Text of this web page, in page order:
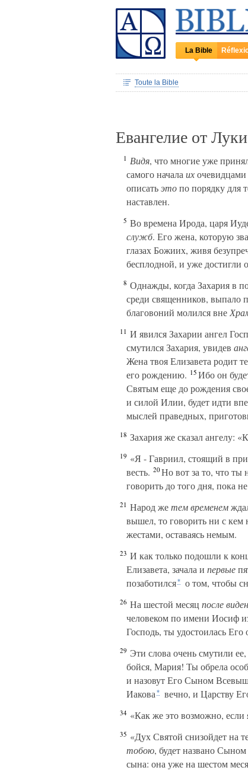
La Bible
Toute la Bible
Евангелие от
1 Видя, что многие уже
самого начала их
описатьэтопо порядку для
наставлен.
5 Во времена Ирода, царя
служб. Его жена, которую
глазах Божиих, живя
бесплодной, и уже достигли
8 Однажды, когда Захария в
среди священников, выпало
благовоний молился вне
11 И явился Захарии ангел
смутился Захария, увидев
Жена твоя Елизавета родит
его рождению. 15Ибо он
Святым еще до рождения
и силой Илии, будет идти
мыслей праведных,
18 Захария же сказал ангелу:
19 «Я - Гавриил, стоящий в
весть. 20Но вот за то, что ты
говорить до того дня, пока не
21 Народ жетемвременем
вышел, то говорить ни с
жестами, оставаясь немым.
23 И как только подошли к
Елизавета, зачала и первые
позаботился* о том, чтобы
26 На шестой месяц после
человеком по имени Иосиф
Господь, ты удостоилась
29 Эти слова очень смутили
бойся, Мария! Ты обрела
и назовут Его Сыном
Иакова * вечно, и Царству
34 «Как же это возможно,
35 «Дух Святой снизойдет на
тобою, будет названо
сына: она уже на шестом